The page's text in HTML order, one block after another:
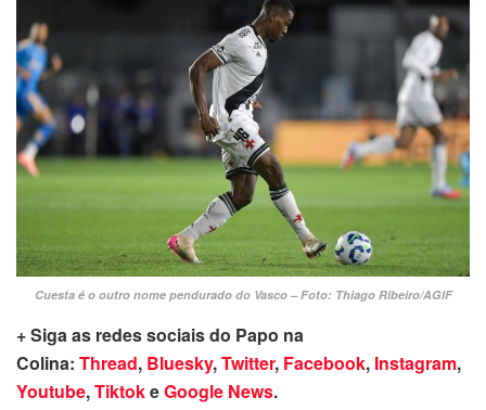
Cuesta é o outro nome pendurado do Vasco – Foto: Thiago Ribeiro/AGIF
+ Siga as redes sociais do Papo na
Colina: Thread, Bluesky,Twitter, Facebook, Instagram,
Youtube,TiktokeGoogle News.